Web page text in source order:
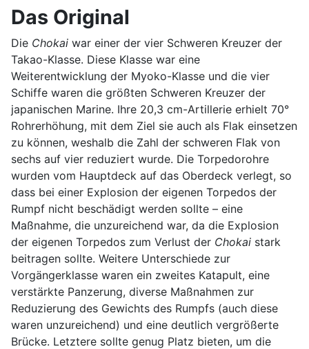
Das Original
Die Chokai war einer der vier Schweren Kreuzer der
Takao-Klasse. Diese Klasse war eine
Weiterentwicklung der Myoko-Klasse und die vier
Schiffe waren die größten Schweren Kreuzer der
japanischen Marine. Ihre 20,3 cm-Artillerie erhielt 70°
Rohrerhöhung, mit dem Ziel sie auch als Flak einsetzen
zu können, weshalb die Zahl der schweren Flak von
sechs auf vier reduziert wurde. Die Torpedorohre
wurden vom Hauptdeck auf das Oberdeck verlegt, so
dass bei einer Explosion der eigenen Torpedos der
Rumpf nicht beschädigt werden sollte – eine
Maßnahme, die unzureichend war, da die Explosion
der eigenen Torpedos zum Verlust der Chokai stark
beitragen sollte. Weitere Unterschiede zur
Vorgängerklasse waren ein zweites Katapult, eine
verstärkte Panzerung, diverse Maßnahmen zur
Reduzierung des Gewichts des Rumpfs (auch diese
waren unzureichend) und eine deutlich vergrößerte
Brücke. Letztere sollte genug Platz bieten, um die